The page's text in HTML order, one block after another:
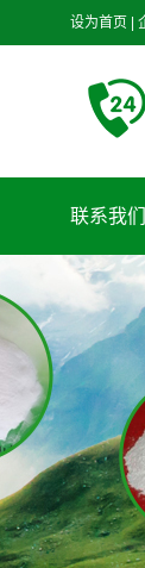
设为首页
联系我们